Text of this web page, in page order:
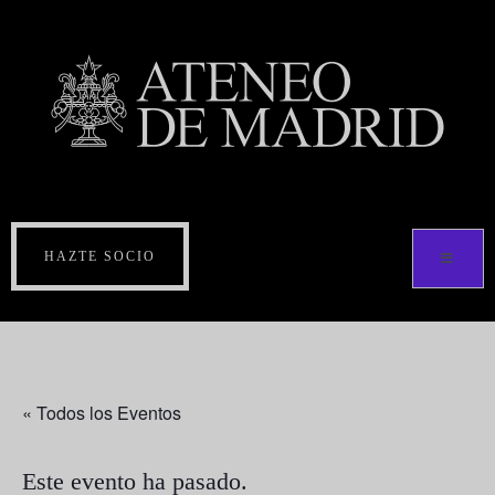
HAZTE SOCIO
« Todos los Eventos
Este evento ha pasado.